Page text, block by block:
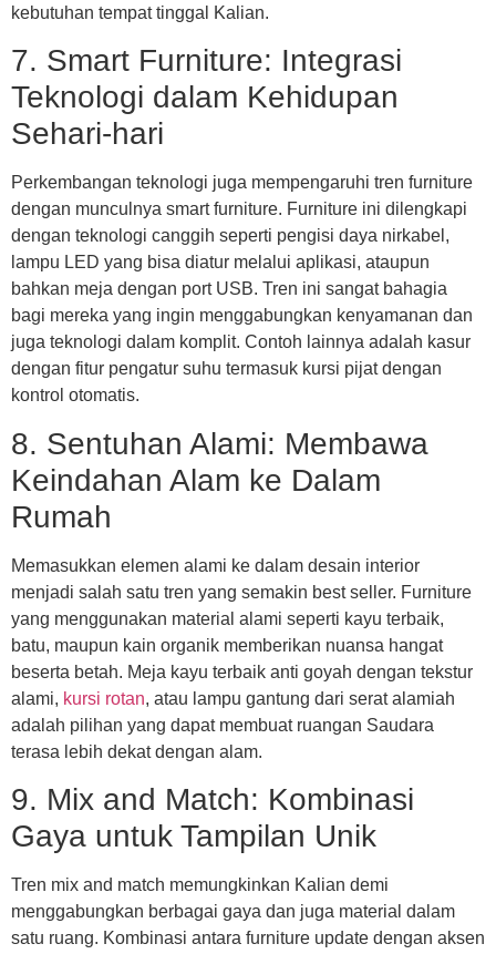
kebutuhan tempat tinggal Kalian.
7. Smart Furniture: Integrasi
Teknologi dalam Kehidupan
Sehari-hari
Perkembangan teknologi juga mempengaruhi tren furniture
dengan munculnya smart furniture. Furniture ini dilengkapi
dengan teknologi canggih seperti pengisi daya nirkabel,
lampu LED yang bisa diatur melalui aplikasi, ataupun
bahkan meja dengan port USB. Tren ini sangat bahagia
bagi mereka yang ingin menggabungkan kenyamanan dan
juga teknologi dalam komplit. Contoh lainnya adalah kasur
dengan fitur pengatur suhu termasuk kursi pijat dengan
kontrol otomatis.
8. Sentuhan Alami: Membawa
Keindahan Alam ke Dalam
Rumah
Memasukkan elemen alami ke dalam desain interior
menjadi salah satu tren yang semakin best seller. Furniture
yang menggunakan material alami seperti kayu terbaik,
batu, maupun kain organik memberikan nuansa hangat
beserta betah. Meja kayu terbaik anti goyah dengan tekstur
alami, kursi rotan, atau lampu gantung dari serat alamiah
adalah pilihan yang dapat membuat ruangan Saudara
terasa lebih dekat dengan alam.
9. Mix and Match: Kombinasi
Gaya untuk Tampilan Unik
Tren mix and match memungkinkan Kalian demi
menggabungkan berbagai gaya dan juga material dalam
satu ruang. Kombinasi antara furniture update dengan aksen